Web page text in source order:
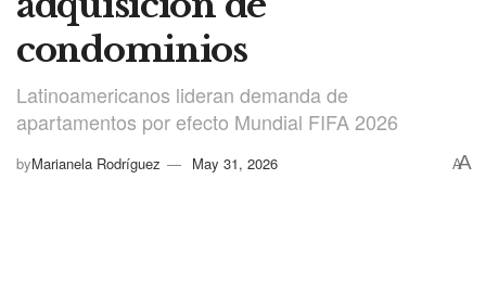
condominios
Latinoamericanos lideran demanda de
apartamentos por efecto Mundial FIFA 2026
byMarianela Rodríguez May 31, 2026 AA